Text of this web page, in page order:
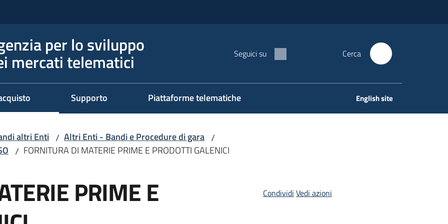
per lo sviluppo
mercati telematici Seguici su Cerca
Supporto Piattaforme telematiche English site
altri Enti / Altri Enti - Bandi e Procedure di gara /
/ FORNITURA DI MATERIE PRIME E PRODOTTI GALENICI
PRIME E
Condividi Vedi azioni